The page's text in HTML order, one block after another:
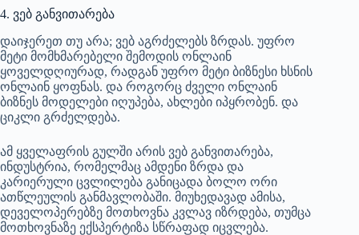
4. ვებ განვითარება
დაიჯერეთ თუ არა; ვებ აგრძელებს ზრდას. უფრო
მეტი მომხმარებელი შემოდის ონლაინ
ყოველდღიურად, რადგან უფრო მეტი ბიზნესი ხსნის
ონლაინ ყოფნას. და როგორც ძველი ონლაინ
ბიზნეს მოდელები იღუპება, ახლები იპყრობენ. და
ციკლი გრძელდება.
ამ ყველაფრის გულში არის ვებ განვითარება,
ინდუსტრია, რომელმაც ამდენი ზრდა და
კარიერული ცვლილება განიცადა ბოლო ორი
ათწლეულის განმავლობაში. მიუხედავად ამისა,
დეველოპერებზე მოთხოვნა კვლავ იზრდება, თუმცა
მოთხოვნაზე ექსპერტიზა სწრაფად იცვლება.